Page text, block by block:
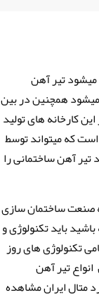
میشود تیر آهن
میشود همچنین در بین
کارخانه های تولید
که میتواند توسط
تیر آهن ساختمانی را
صنعت ساختمان سازی
باید تکنولوژی و
تکنولوژی های روز
تیر آهن
متال ایران مشاهده